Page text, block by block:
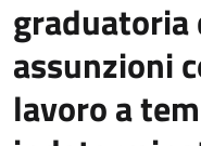
graduatoria
assunzioni
lavoro a